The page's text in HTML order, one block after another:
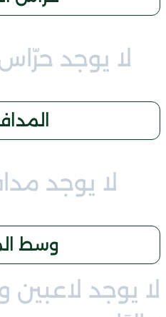
لا يوجد
لا يوجد
وسط
لا يوجد